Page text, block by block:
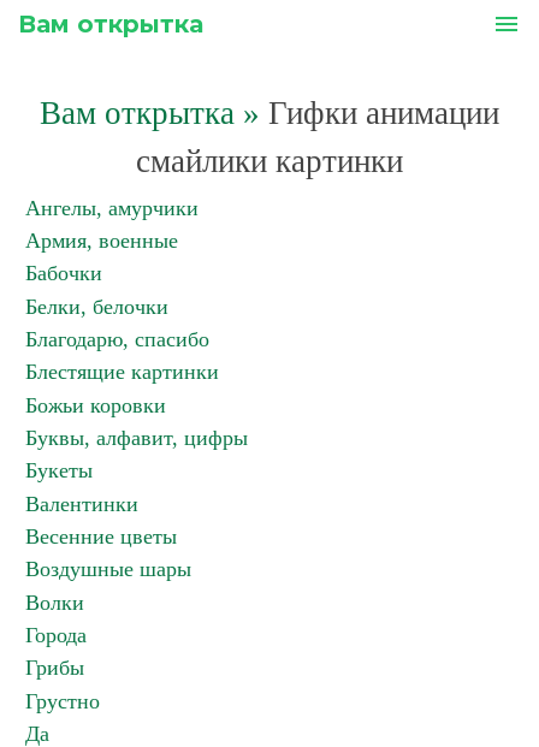
Вам открытка menu
Вам открытка » Гифки анимации
смайлики картинки
Ангелы, амурчики
Армия, военные
Бабочки
Белки, белочки
Благодарю, спасибо
Блестящие картинки
Божьи коровки
Буквы, алфавит, цифры
Букеты
Валентинки
Весенние цветы
Воздушные шары
Волки
Города
Грибы
Грустно
Да